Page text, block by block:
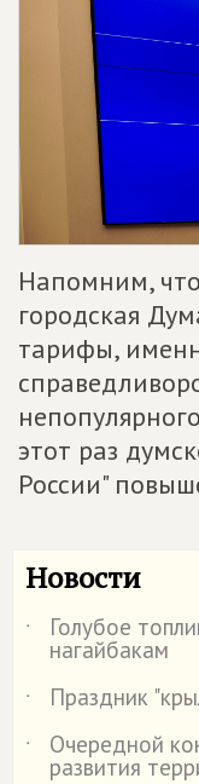
Напомним,
городская
тарифы,
этот раз
России"
Новости
˙ Голубое
нагайбакам
˙
Праздник
˙
Очередной
развития